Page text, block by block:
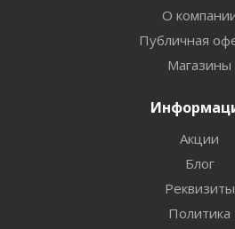
О
Публичная
Магазины
Акции
Блог
Реквизиты
Политика